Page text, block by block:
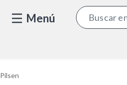
Menú
Pilsen